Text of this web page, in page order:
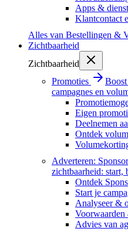
Apps &
Klantcontact
Alles van Bestellingen &
Zichtbaarheid
Zichtbaarheid
Promoties
campagnes en
Eigen
Deelnemen
Ontdek
Adverteren:
zichtbaarheid: start,
Ontdek
Start je
Analyseer &
Voorwaarden
Advies van